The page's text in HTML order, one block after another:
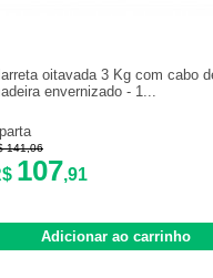
oitavada 3 Kg com cabo
envernizado - 1...
141,06
107,91
Adicionar ao carrinho